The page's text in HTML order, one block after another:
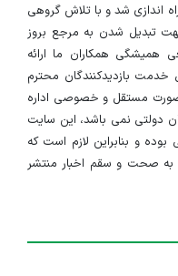
مستقل اقدام به
به صورت مستقل در این
که کارفرمایان در
به آن توجه می‌کنند،
است. با اینکه اولویت
از بقیه است، اما در
برای
ایران استخدام در تاریخ ۱۳۹۱/۱/۱۰ راه اندازی شد و با تلاش گروهی
تبدیل شدن به مرجع بروز
همکاران ما ارائه
بازدیدکنندگان محترم
صورت مستقل و خصوصی اداره
دولتی نمی باشد، این سایت
و بنابراین لازم است که
به صحت و سقم اخبار منتشر